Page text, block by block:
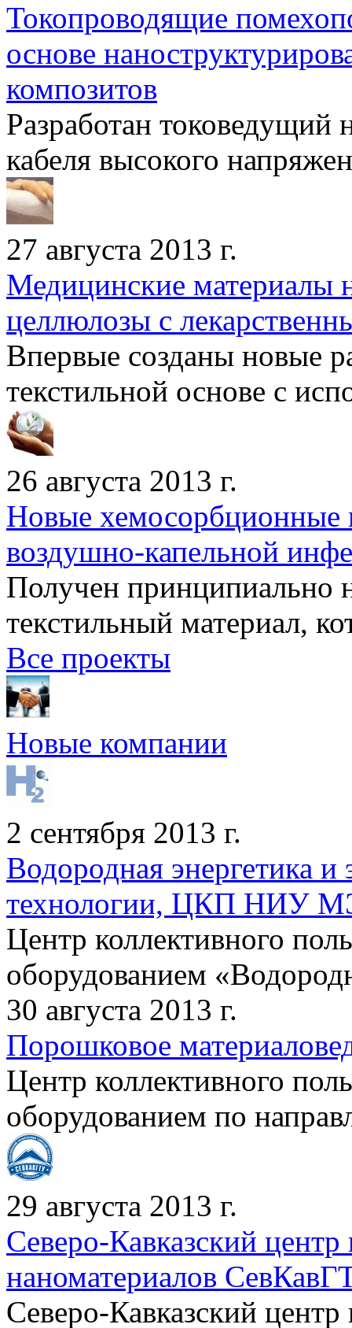
Токопроводящие
основе
композитов
Разработан токоведущий
кабеля высокого
27 августа 2013 г.
Медицинские материалы
целлюлозы с
Впервые созданы новые
текстильной основе с
26 августа 2013 г.
Новые хемосорбционные
воздушно-капельной
Получен принципиально
текстильный материал,
Все проекты
Новые компании
2 сентября 2013 г.
Водородная энергетика и
технологии, ЦКП НИУ
Центр коллективного
оборудованием
30 августа 2013 г.
Порошковое
Центр коллективного
оборудованием по
29 августа 2013 г.
Северо-Кавказский
наноматериалов
Северо-Кавказский